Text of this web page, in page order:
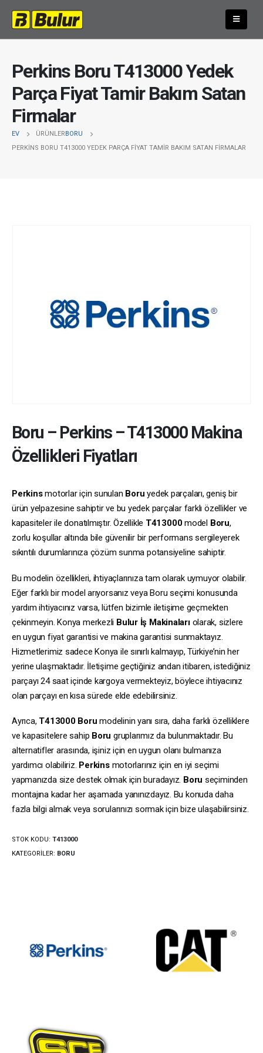
Perkins Boru T413000 Yedek
Parça Fiyat Tamir Bakım Satan
Firmalar
EV ÜRÜNLERBORU
PERKINS BORU T413000 YEDEK PARÇA FIYAT TAMIR BAKIM SATAN FIRMALAR
Boru – Perkins–T413000Makina
Özellikleri Fiyatları
Perkinsmotorlar için sunulan Boru yedek parçaları, geniş bir
ürün yelpazesine sahiptir ve bu yedek parçalar farklı özellikler ve
kapasiteler ile donatılmıştır. Özellikle T413000model Boru,
zorlu koşullar altında bile güvenilir bir performans sergileyerek
sıkıntılı durumlarınıza çözüm sunma potansiyeline sahiptir.
Bu modelin özellikleri, ihtiyaçlarınıza tam olarak uymuyor olabilir.
Eğer farklı bir model arıyorsanız veya Boru seçimi konusunda
yardım ihtiyacınız varsa, lütfen bizimle iletişime geçmekten
çekinmeyin. Konya merkezli Bulur İş Makinalarıolarak, sizlere
en uygun fiyat garantisi ve makina garantisi sunmaktayız.
Hizmetlerimiz sadece Konya ile sınırlı kalmayıp, Türkiye’nin her
yerine ulaşmaktadır. İletişime geçtiğiniz andan itibaren, istediğiniz
parçayı 24 saat içinde kargoya vermekteyiz, böylece ihtiyacınız
olan parçayı en kısa sürede elde edebilirsiniz.
Ayrıca, T413000 Boru modelinin yanı sıra, daha farklı özelliklere
ve kapasitelere sahip Boru gruplarımız da bulunmaktadır. Bu
alternatifler arasında, işiniz için en uygun olanı bulmanıza
yardımcı olabiliriz. Perkinsmotorlarınız için en iyi seçimi
yapmanızda size destek olmak için buradayız. Boru seçiminden
montajına kadar her aşamada yanınızdayız. Bu konuda daha
fazla bilgi almak veya sorularınızı sormak için bize ulaşabilirsiniz.
STOK KODU: T413000
KATEGORILER: BORU